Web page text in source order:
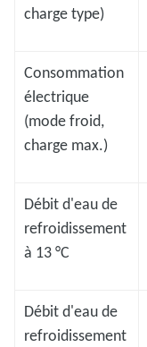
charge type)
Consommation
électrique
(mode froid,
charge max.)
Débit d'eau de
refroidissement
à 13 °C
Débit d'eau de
refroidissement